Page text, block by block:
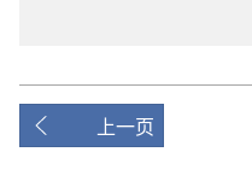
上一页